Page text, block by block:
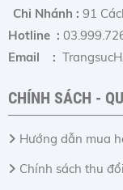
Chi Nhánh : 91
Hotline :
Email :
CHÍNH SÁCH -
Hướng dẫn mua
Chính sách thu đổi